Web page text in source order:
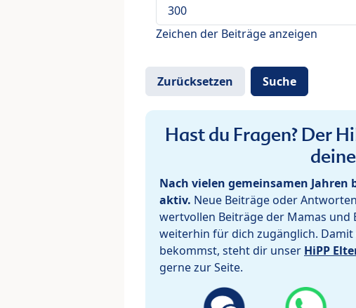
Zeichen der Beiträge anzeigen
Hast du Fragen? Der
Nach vielen gemeinsamen
aktiv. Neue Beiträge oder
wertvollen Beiträge der Mamas und
weiterhin für dich zugänglich.
bekommst, steht dir unser HiPP
gerne zur Seite.